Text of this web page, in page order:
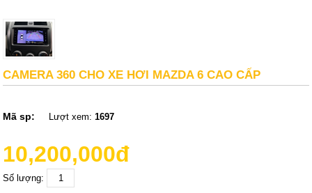
CAMERA 360 CHO XE HƠI MAZDA 6 CAO CẤP
Mã sp: Lượt xem:1697
10,200,000đ
Số lượng: